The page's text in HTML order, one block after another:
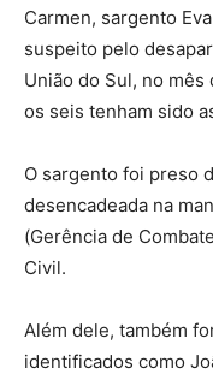
Carmen, sargento
suspeito pelo
União do Sul, no
os seis tenham sido
O sargento foi preso
desencadeada na
(Gerência de
Civil.
Além dele, também
identificados como